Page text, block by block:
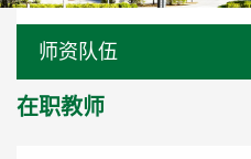
师资队伍
在职教师